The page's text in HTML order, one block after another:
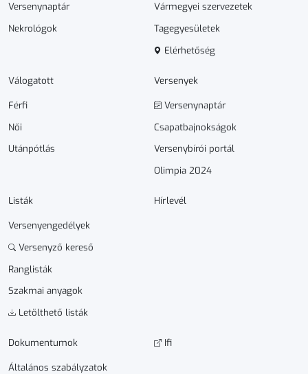
Versenynaptár
Nekrológok
Vármegyei szervezetek
Tagegyesületek
Elérhetőség
Válogatott
Férfi
Női
Utánpótlás
Versenyek
Versenynaptár
Csapatbajnokságok
Versenybírói portál
Olimpia 2024
Listák
Versenyengedélyek
Versenyző kereső
Ranglisták
Szakmai anyagok
Letölthető listák
Hírlevél
Dokumen­­tumok
Általános szabályzatok
Ifi